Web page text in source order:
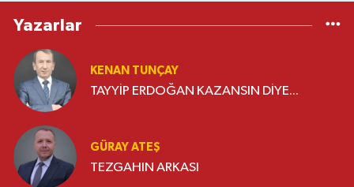
Yazarlar
KENAN TUNÇAY
TAYYİP ERDOĞAN KAZANSIN DİYE...
GÜRAY ATEŞ
TEZGAHIN ARKASI